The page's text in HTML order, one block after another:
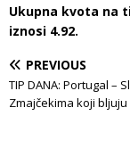
Ukupna kvota na
iznosi 4.92.
PREVIOUS
TIP DANA: Portugal –
Zmajčekima koji